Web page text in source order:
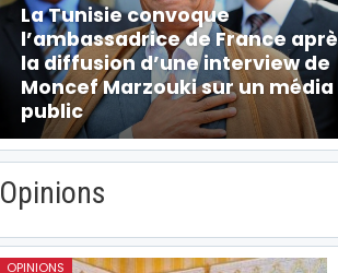
La Tunisie convoque
l’ambassadrice de France
la diffusion d’une interview de
Moncef Marzouki sur un média
public
Opinions
OPINIONS